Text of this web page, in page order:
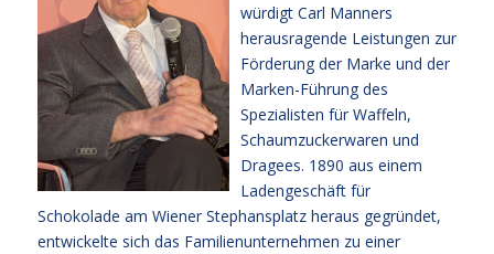
würdigt Carl Manners
herausragende Leistungen zur
Förderung der Marke und der
Marken-Führung des
Spezialisten für Waffeln,
Schaumzuckerwaren und
Dragees. 1890 aus einem
Ladengeschäft für
Schokolade am Wiener Stephansplatz heraus gegründet,
entwickelte sich das Familienunternehmen zu einer